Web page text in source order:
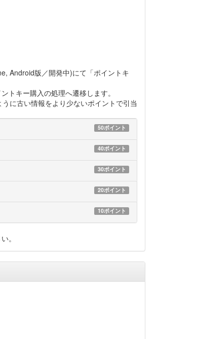
Android版／開発中)にて「ポイントキ
トキー購入の処理へ遷移します。
に古い情報をより少ないポイントで引当
50ポイント
40ポイント
30ポイント
20ポイント
10ポイント
。